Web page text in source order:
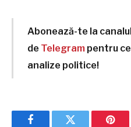
Abonează-te la
de Telegram pentru
analize politice!